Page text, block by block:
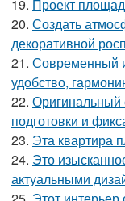
19. Проект
20. Создать
декоративной
21. Современный
удобство,
22. Оригинальный
подготовки и
23. Эта квартира
24. Это
актуальными